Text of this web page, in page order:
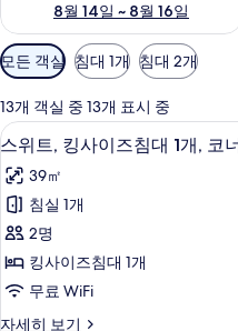
8월 14일 ~ 8월 16일
객
실
에
사
용
가
능
한
터
모든 객실 침대 1개 침대 2개
13개 객실 중 13개 표시 중
스
위
트,
킹
사
이
8
스위트, 킹사이즈침대 1개, 코
39㎡
침실 1개
2명
킹사이즈침대 1개
무료 WiFi
자세히 보기
스